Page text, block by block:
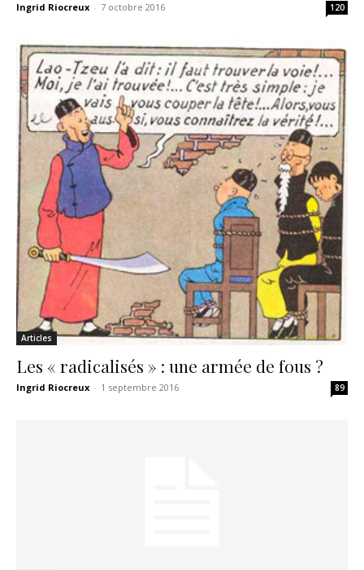
Ingrid Riocreux - 7 octobre 2016 120
Articles
Les « radicalisés » : une armée de fous ?
Ingrid Riocreux - 1 septembre 2016 89